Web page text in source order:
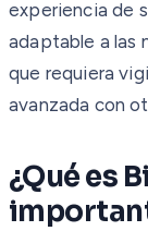
experiencia de
adaptable a las
que requiera
avanzada con
¿Qué es